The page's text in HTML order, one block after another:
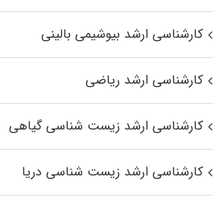
کارشناسی ارشد بیوشیمی بالینی
کارشناسی ارشد ریاضی
کارشناسی ارشد زیست‌ شناسی گیاهی
کارشناسی ارشد زیست‌ شناسی دریا